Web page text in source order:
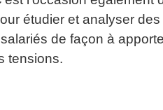
étudier et analyser
de façon à
tensions.